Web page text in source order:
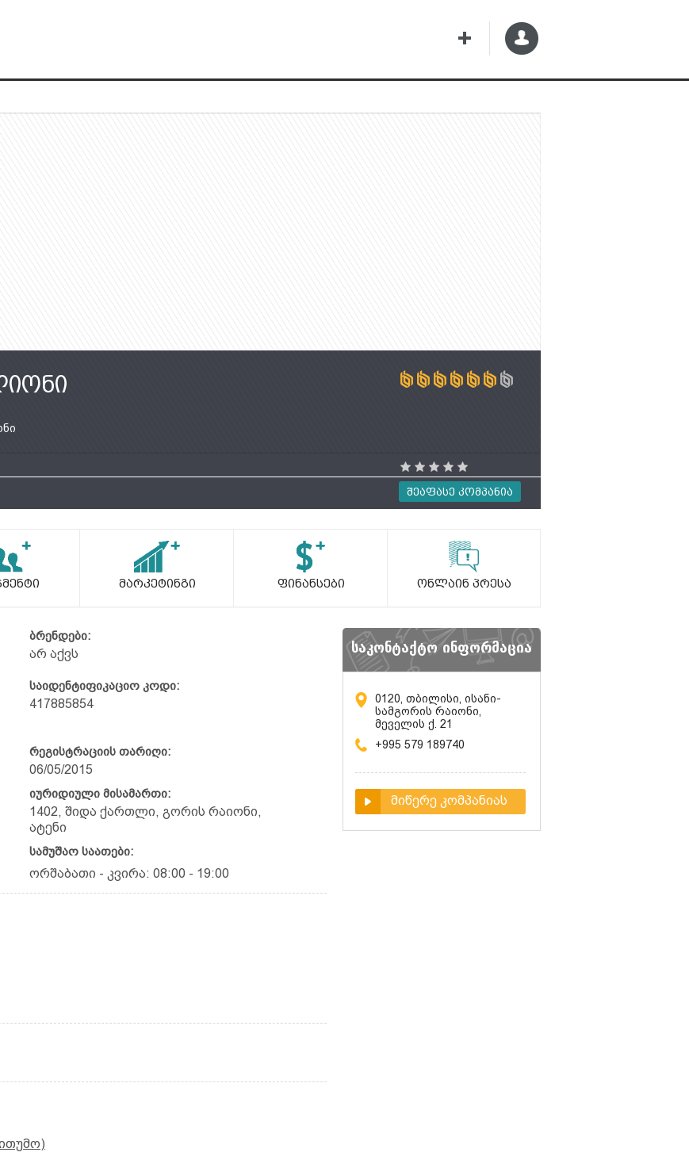
Შეაფასე Კომპანია
Მარკეტინგი Ფინანსები Ონლაინ Პრესა
ბრენდები:
არ აქვს
საიდენტიფიკაციო კოდი:
417885854
რეგისტრაციის თარიღი:
06/05/2015
იურიდიული მისამართი:
1402, შიდა ქართლი, გორის რაიონი,
ატენი
სამუშაო საათები:
ორშაბათი - კვირა: 08:00 - 19:00
საკონტაქტო ინფორმაცია
0120, თბილისი, ისანი-
სამგორის რაიონი,
მეველის ქ. 21
+995 579 189740
მიწერე კომპანიას